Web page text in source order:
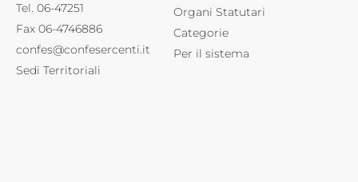
Tel. 06-47251
Fax 06-4746886
confes@confesercenti.it
Sedi Territoriali
Organi Statutari
Categorie
Per il sistema